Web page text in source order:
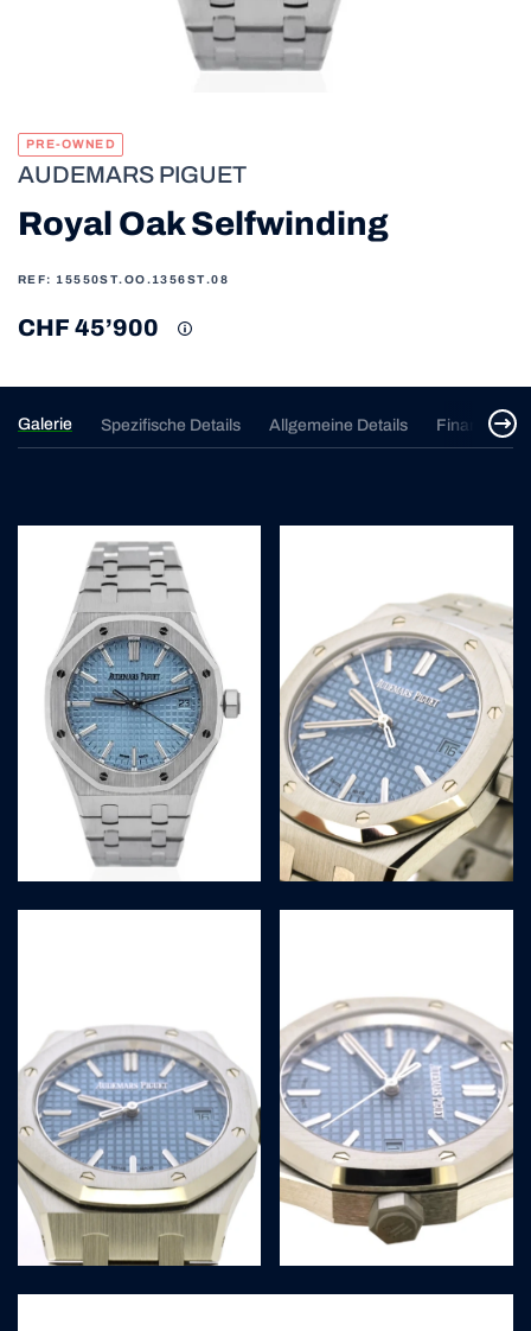
AUDEMARS PIGUET
PRE-OWNED
Royal Oak Selfwinding
REF: 15550ST.OO.1356ST.08
CHF 45’900
Galerie Spezifische Details Allgemeine Details